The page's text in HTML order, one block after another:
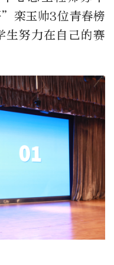
栾玉帅3位青春榜
生努力在自己的赛